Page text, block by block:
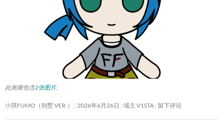
此画廊包含2张图片。
小琪FUMO（别墅 VER.） 2026年6月26日 域主 V1STA 留下评论